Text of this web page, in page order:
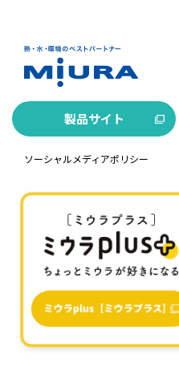
製品サイト
ソーシャルメディアポリシー